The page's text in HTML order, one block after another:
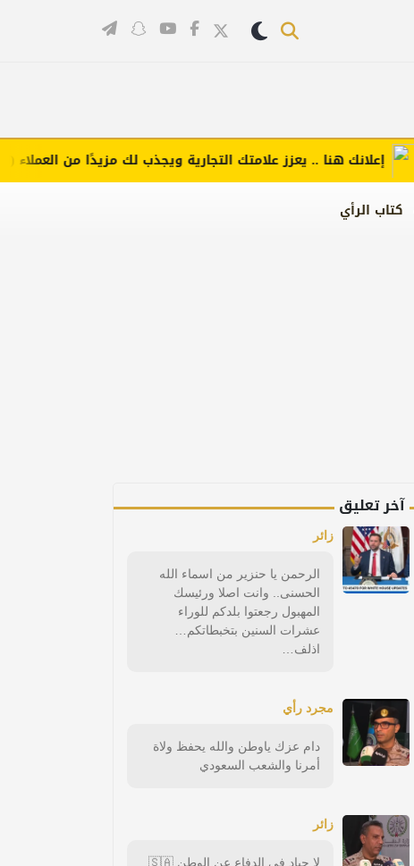
كتاب الرأي
إعلانك هنا .. يعزز علامتك التجارية ويجذب لك مزيدًا من العملاء (اضغط
آخر تعليق
زائر
الرحمن يا حنزير من اسماء الله
الحسنى.. وانت اصلا ورئيسك
المهبول رجعتوا بلدكم للوراء
عشرات السنين بتخبطاتكم…
اذلف…
مجرد رأي
دام عزك ياوطن والله يحفظ ولاة
أمرنا والشعب السعودي
زائر
لا حياد في الدفاع عن الوطن 🇸🇦